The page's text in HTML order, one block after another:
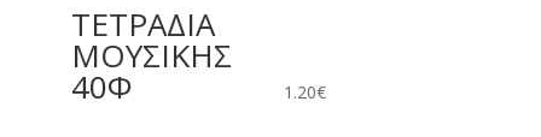
ΤΕΤΡΑΔΙΑ
ΜΟΥΣΙΚΗΣ
40Φ 1.20€